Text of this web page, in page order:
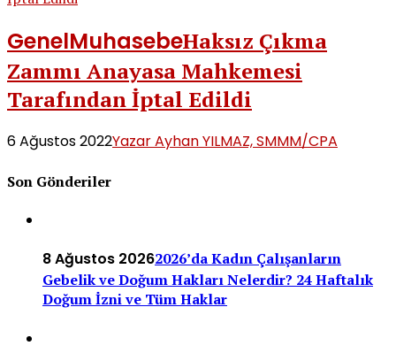
GenelMuhasebeHaksız Çıkma
Zammı Anayasa Mahkemesi
Tarafından İptal Edildi
6 Ağustos 2022Yazar Ayhan YILMAZ, SMMM/CPA
Son Gönderiler
8 Ağustos 20262026’da Kadın Çalışanların
Gebelik ve Doğum Hakları Nelerdir? 24 Haftalık
Doğum İzni ve Tüm Haklar